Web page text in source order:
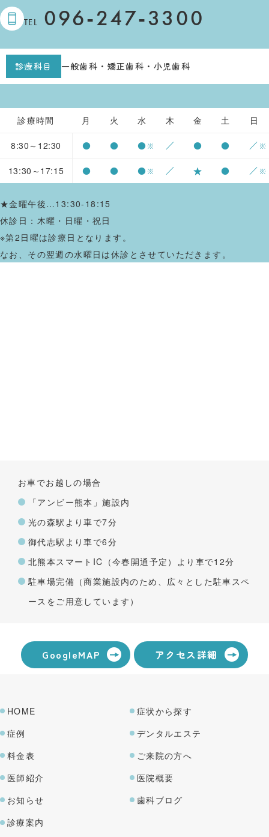
TEL 096-247-3300
診療科目 一般歯科・矯正歯科・小児歯科
診療時間 月 火 水 木 金 土 日
8:30～12:30 ● ● ● ※ ／ ● ● ／ ※
13:30～17:15 ● ● ● ※ ／ ★ ● ／ ※
★金曜午後…13:30-18:15
休診日：木曜・日曜・祝日
※第2日曜は診療日となります。
なお、その翌週の水曜日は休診とさせていただきます。
お車でお越しの場合
「アンビー熊本」施設内
光の森駅より車で7分
御代志駅より車で6分
北熊本スマートIC（今春開通予定）より車で12分
駐車場完備（商業施設内のため、広々とした駐車スペ
ースを ご用意しています）
GoogleMAP アクセス詳細
HOME
症状から探す
症例
デンタルエステ
料金表
ご来院の方へ
医師紹介
医院概要
お知らせ
歯科ブログ
診療案内